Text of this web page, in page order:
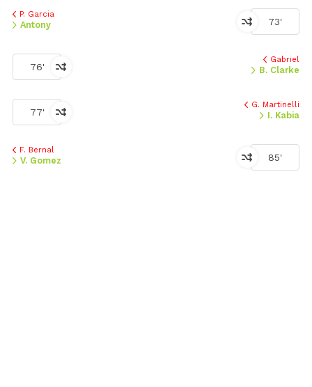
73'
P. Garcia
Antony
76'
Gabriel
B. Clarke
77'
G. Martinelli
I. Kabia
85'
F. Bernal
V. Gomez